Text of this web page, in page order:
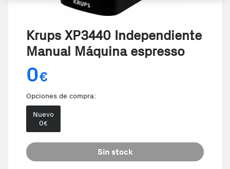
Krups XP3440 Independiente
Manual Máquina espresso
0€
Opciones de compra:
Nuevo
0€
Sin stock